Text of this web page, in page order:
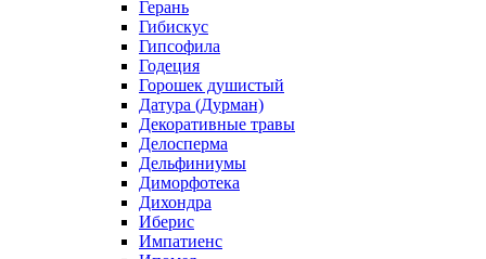
Герань
Гибискус
Гипсофила
Годеция
Горошек душистый
Датура (Дурман)
Декоративные травы
Делосперма
Дельфиниумы
Диморфотека
Дихондра
Иберис
Импатиенс